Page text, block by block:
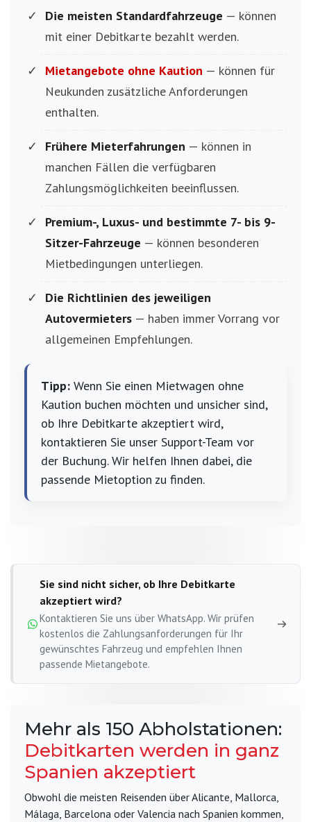
Die meisten Standardfahrzeuge — können
mit einer Debitkarte bezahlt werden.
Mietangebote ohne Kaution — können für
Neukunden zusätzliche Anforderungen
enthalten.
Frühere Mieterfahrungen — können in
manchen Fällen die verfügbaren
Zahlungsmöglichkeiten beeinflussen.
Premium-, Luxus- und bestimmte 7- bis 9-
Sitzer-Fahrzeuge — können besonderen
Mietbedingungen unterliegen.
Die Richtlinien des jeweiligen
Autovermieters — haben immer Vorrang vor
allgemeinen Empfehlungen.
Tipp: Wenn Sie einen Mietwagen ohne
Kaution buchen möchten und unsicher sind,
ob Ihre Debitkarte akzeptiert wird,
kontaktieren Sie unser Support-Team vor
der Buchung. Wir helfen Ihnen dabei, die
passende Mietoption zu finden.
Sie sind nicht sicher, ob Ihre Debitkarte
akzeptiert wird?
Kontaktieren Sie uns über WhatsApp. Wir prüfen
kostenlos die Zahlungsanforderungen für Ihr
gewünschtes Fahrzeug und empfehlen Ihnen
passende Mietangebote.
Mehr als 150 Abholstationen:
Debitkarten werden in ganz
Spanien akzeptiert
Obwohl die meisten Reisenden über Alicante, Mallorca,
Málaga, Barcelona oder Valencia nach Spanien kommen,